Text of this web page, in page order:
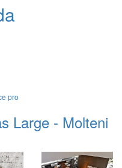
pro
Large - Molteni